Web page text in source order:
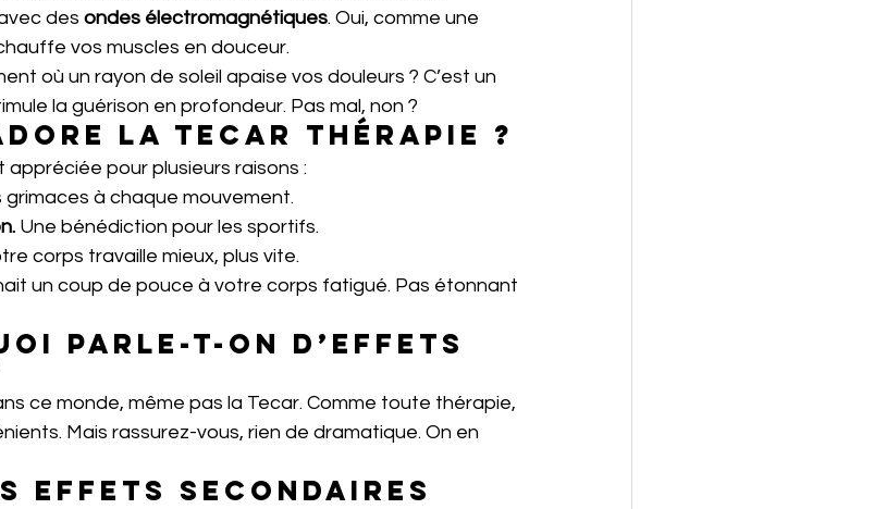
des ondes électromagnétiques. Oui, comme une
vos muscles en douceur.
où un rayon de soleil apaise vos douleurs ? C’est un
la guérison en profondeur. Pas mal, non ?
la Tecar thérapie ?
pour plusieurs raisons :
grimaces à chaque mouvement.
Une bénédiction pour les sportifs.
corps travaille mieux, plus vite.
un coup de pouce à votre corps fatigué. Pas étonnant
parle-t-on d’effets
ce monde, même pas la Tecar. Comme toute thérapie,
Mais rassurez-vous, rien de dramatique. On en
effets secondaires